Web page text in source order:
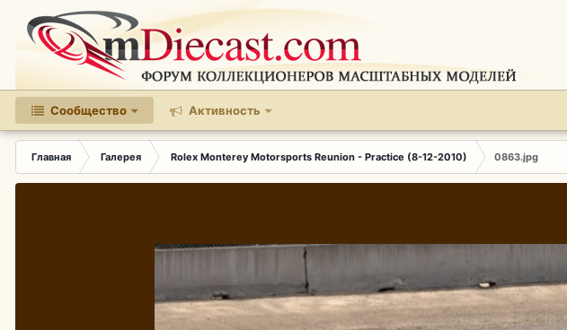
Сообщество Активность
Главная Галерея Rolex Monterey Motorsports Reunion - Practice (8-12-2010) 0863.jpg